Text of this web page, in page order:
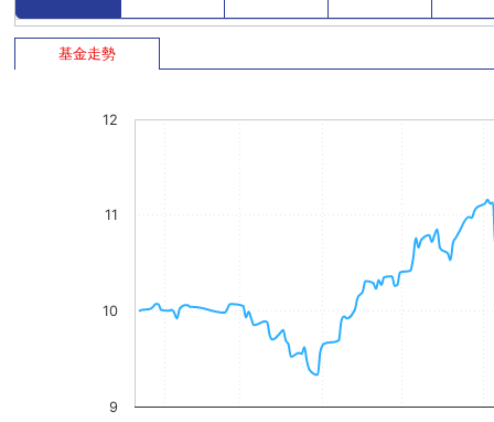
基金走勢
9
10
11
12